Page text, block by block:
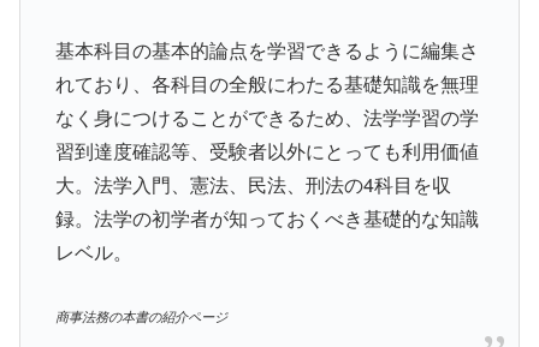
基本科目の基本的論点を学習できるように編集さ
れており、各科目の全般にわたる基礎知識を無理
なく身につけることができるため、法学学習の学
習到達度確認等、受験者以外にとっても利用価値
大。法学入門、憲法、民法、刑法の4科目を収
録。法学の初学者が知っておくべき基礎的な知識
レベル。
商事法務の本書の紹介ページ